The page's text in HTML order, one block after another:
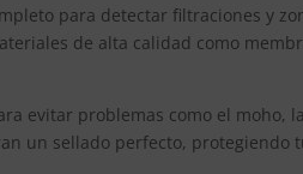
para detectar filtraciones y
de alta calidad como
evitar problemas como el
un sellado perfecto,